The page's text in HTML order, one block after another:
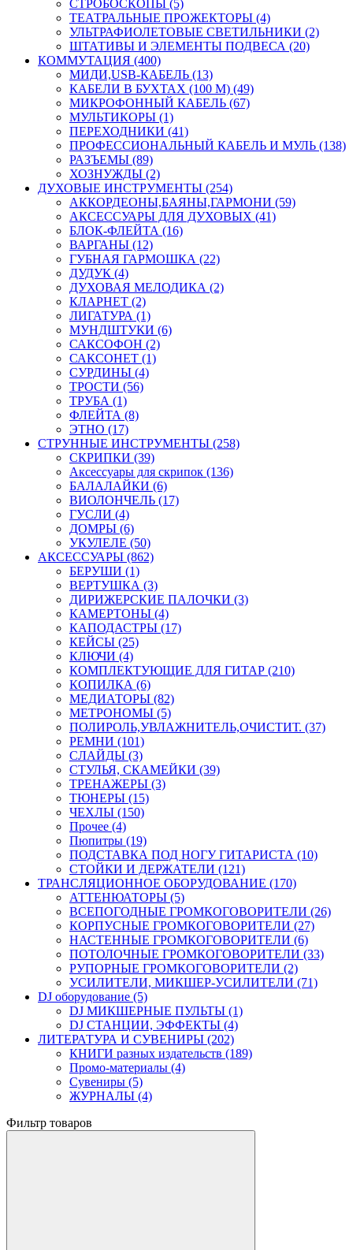
СТРОБОСКОПЫ (5)
ТЕАТРАЛЬНЫЕ ПРОЖЕКТОРЫ (4)
УЛЬТРАФИОЛЕТОВЫЕ СВЕТИЛЬНИКИ (2)
ШТАТИВЫ И ЭЛЕМЕНТЫ ПОДВЕСА (20)
КОММУТАЦИЯ (400)
МИДИ,USB-КАБЕЛЬ (13)
КАБЕЛИ В БУХТАХ (100 М) (49)
МИКРОФОННЫЙ КАБЕЛЬ (67)
МУЛЬТИКОРЫ (1)
ПЕРЕХОДНИКИ (41)
ПРОФЕССИОНАЛЬНЫЙ КАБЕЛЬ И МУЛЬ (138)
РАЗЪЕМЫ (89)
ХОЗНУЖДЫ (2)
ДУХОВЫЕ ИНСТРУМЕНТЫ (254)
АККОРДЕОНЫ,БАЯНЫ,ГАРМОНИ (59)
АКСЕССУАРЫ ДЛЯ ДУХОВЫХ (41)
БЛОК-ФЛЕЙТА (16)
ВАРГАНЫ (12)
ГУБНАЯ ГАРМОШКА (22)
ДУДУК (4)
ДУХОВАЯ МЕЛОДИКА (2)
КЛАРНЕТ (2)
ЛИГАТУРА (1)
МУНДШТУКИ (6)
САКСОФОН (2)
САКСОНЕТ (1)
СУРДИНЫ (4)
ТРОСТИ (56)
ТРУБА (1)
ФЛЕЙТА (8)
ЭТНО (17)
СТРУННЫЕ ИНСТРУМЕНТЫ (258)
СКРИПКИ (39)
Аксессуары для скрипок (136)
БАЛАЛАЙКИ (6)
ВИОЛОНЧЕЛЬ (17)
ГУСЛИ (4)
ДОМРЫ (6)
УКУЛЕЛЕ (50)
АКСЕССУАРЫ (862)
БЕРУШИ (1)
ВЕРТУШКА (3)
ДИРИЖЕРСКИЕ ПАЛОЧКИ (3)
КАМЕРТОНЫ (4)
КАПОДАСТРЫ (17)
КЕЙСЫ (25)
КЛЮЧИ (4)
КОМПЛЕКТУЮЩИЕ ДЛЯ ГИТАР (210)
КОПИЛКА (6)
МЕДИАТОРЫ (82)
МЕТРОНОМЫ (5)
ПОЛИРОЛЬ,УВЛАЖНИТЕЛЬ,ОЧИСТИТ. (37)
РЕМНИ (101)
СЛАЙДЫ (3)
СТУЛЬЯ, СКАМЕЙКИ (39)
ТРЕНАЖЕРЫ (3)
ТЮНЕРЫ (15)
ЧЕХЛЫ (150)
Прочее (4)
Пюпитры (19)
ПОДСТАВКА ПОД НОГУ ГИТАРИСТА (10)
СТОЙКИ И ДЕРЖАТЕЛИ (121)
ТРАНСЛЯЦИОННОЕ ОБОРУДОВАНИЕ (170)
АТТЕНЮАТОРЫ (5)
ВСЕПОГОДНЫЕ ГРОМКОГОВОРИТЕЛИ (26)
КОРПУСНЫЕ ГРОМКОГОВОРИТЕЛИ (27)
НАСТЕННЫЕ ГРОМКОГОВОРИТЕЛИ (6)
ПОТОЛОЧНЫЕ ГРОМКОГОВОРИТЕЛИ (33)
РУПОРНЫЕ ГРОМКОГОВОРИТЕЛИ (2)
УСИЛИТЕЛИ, МИКШЕР-УСИЛИТЕЛИ (71)
DJ оборудование (5)
DJ МИКШЕРНЫЕ ПУЛЬТЫ (1)
DJ СТАНЦИИ, ЭФФЕКТЫ (4)
ЛИТЕРАТУРА И СУВЕНИРЫ (202)
КНИГИ разных издательств (189)
Промо-материалы (4)
Сувениры (5)
ЖУРНАЛЫ (4)
Фильтр товаров